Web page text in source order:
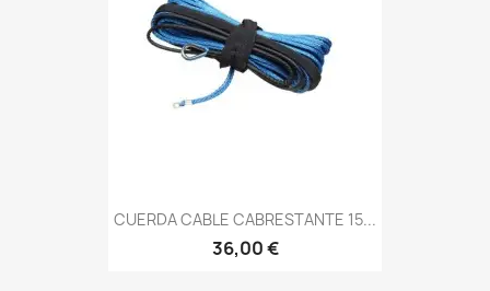
CUERDA CABLE CABRESTANTE 15...
36,00 €